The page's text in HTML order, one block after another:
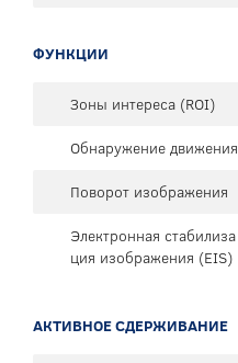
ФУНКЦИИ
Зоны интереса (ROI)
Обнаружение движения
Поворот изображения
Электронная стабилиза
ция изображения (EIS)
АКТИВНОЕ СДЕРЖИВАНИЕ